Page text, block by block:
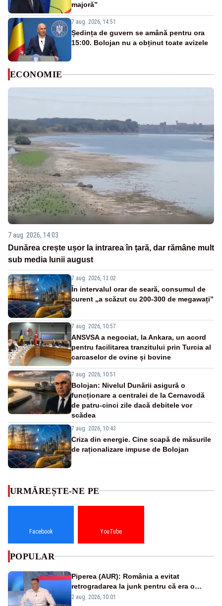
majoră”
7 aug. 2026, 14:51
Ședința de guvern se amână pentru ora
15:00. Bolojan nu a obținut toate avizele
ECONOMIE
7 aug. 2026, 14:03
Dunărea crește ușor la intrarea în țară, dar rămâne mult
sub media lunii august
7 aug. 2026, 13:02
În intervalul orar de seară, consumul de
curent „a scăzut cu 200-300 de megawați”
7 aug. 2026, 10:57
ANSVSA a negociat, la Ankara, un acord
pentru facilitarea tranzitului prin Turcia al
carcaselor de ovine și bovine
7 aug. 2026, 10:51
Bolojan: Nivelul Dunării asigură o
funcționare a centralei de la Cernavodă
de patru-cinci zile dacă debitele vor
scădea
7 aug. 2026, 10:43
Criza din energie. Cine scapă de măsurile
de raționalizare impuse de Bolojan
URMĂREȘTE-NE PE
Facebook YouTube
POPULAR
Piperea (AUR): România a evitat
retrogradarea la junk pentru că era o
catastrofă pentru bănci și fondurile de
2 aug. 2026, 10:01